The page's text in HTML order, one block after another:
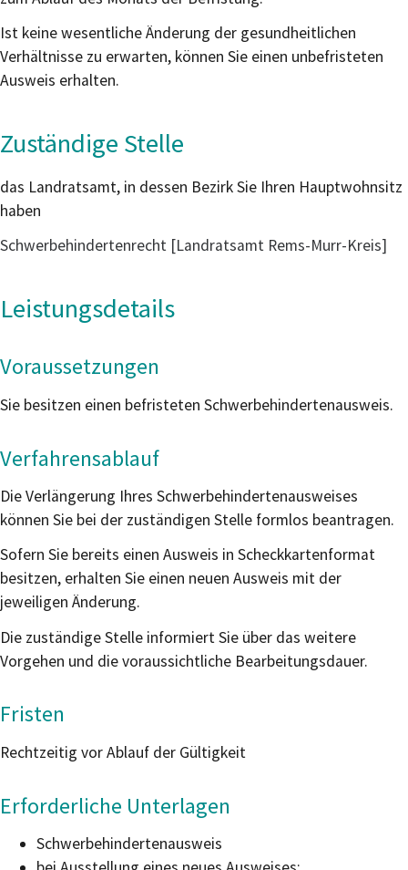
Ist keine wesentliche Änderung der gesundheitlichen
Verhältnisse zu erwarten, können Sie einen unbefristeten
Ausweis erhalten.
Zuständige Stelle
das Landratsamt, in dessen Bezirk Sie Ihren Hauptwohnsitz
haben
Schwerbehindertenrecht [Landratsamt Rems-Murr-Kreis]
Leistungsdetails
Voraussetzungen
Sie besitzen einen befristeten Schwerbehindertenausweis.
Verfahrensablauf
Die Verlängerung Ihres Schwerbehindertenausweises
können Sie bei der zuständigen Stelle formlos beantragen.
Sofern Sie bereits einen Ausweis in Scheckkartenformat
besitzen, erhalten Sie einen neuen Ausweis mit der
jeweiligen Änderung.
Die zuständige Stelle informiert Sie über das weitere
Vorgehen und die voraussichtliche Bearbeitungsdauer.
Fristen
Rechtzeitig vor Ablauf der Gültigkeit
Erforderliche Unterlagen
Schwerbehindertenausweis